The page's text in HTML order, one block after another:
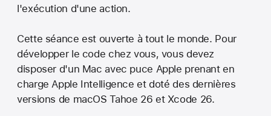
l'exécution d'une action.
Cette séance est ouverte à tout le monde. Pour
développer le code chez vous, vous devez
disposer d'un Mac avec puce Apple prenant en
charge Apple Intelligence et doté des dernières
versions de macOS Tahoe 26 et Xcode 26.